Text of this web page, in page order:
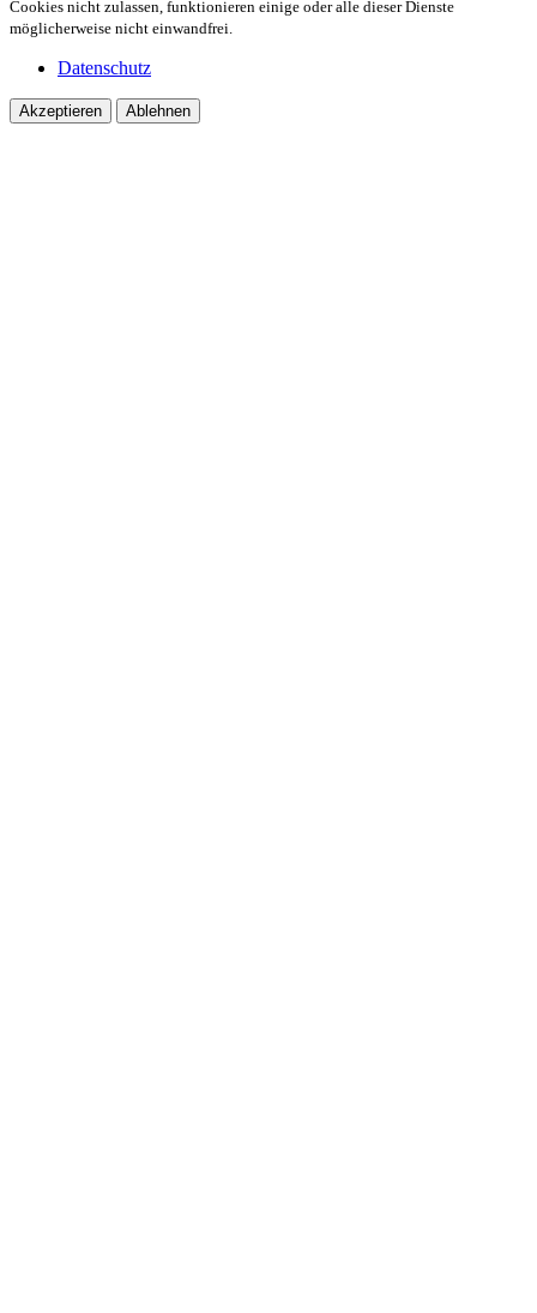
Cookies nicht zulassen, funktionieren einige oder alle dieser Dienste
möglicherweise nicht einwandfrei.
Datenschutz
Akzeptieren Ablehnen